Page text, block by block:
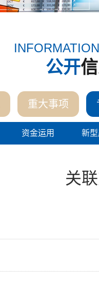
公开
重大事项
资金运用 新
关